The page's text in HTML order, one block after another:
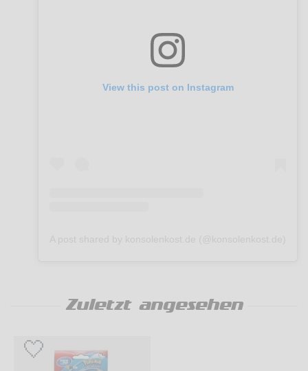
View this post on Instagram
Zuletzt angesehen